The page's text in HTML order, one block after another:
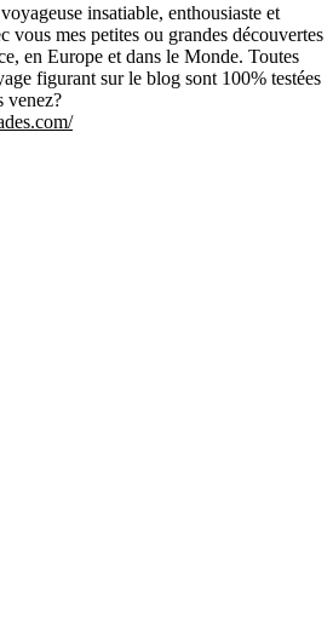
insatiable, enthousiaste et
vous mes petites ou grandes découvertes
en Europe et dans le Monde. Toutes
figurant sur le blog sont 100% testées
venez?